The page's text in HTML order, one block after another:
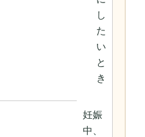
し
た
い
と
き
妊娠
中、